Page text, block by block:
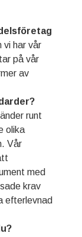
vi har vår
på vår
av
runt
olika
Vår
med
krav
efterlevnad